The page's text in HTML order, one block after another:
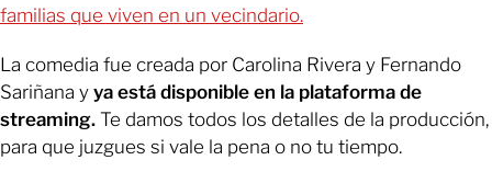
familias que viven en un vecindario.
La comedia fue creada por Carolina Rivera y Fernando
Sariñana y ya está disponible en la plataforma de
streaming. Te damos todos los detalles de la producción,
para que juzgues si vale la pena o no tu tiempo.